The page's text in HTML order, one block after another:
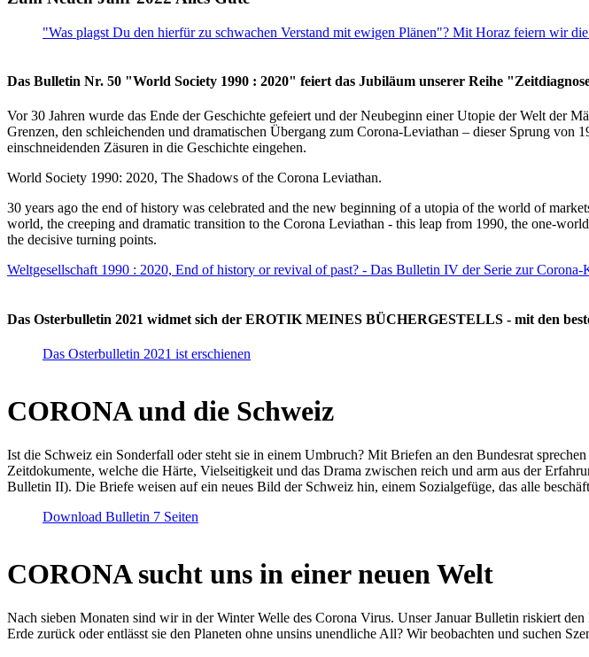
"Was plagst Du den hierfür zu schwachen Verstand mit ewigen Plänen"? Mit Horaz feiern wir
Das Bulletin Nr. 50 "World Society 1990 : 2020" feiert das Jubiläum unserer Reihe
Vor 30 Jahren wurde das Ende der Geschichte gefeiert und der Neubeginn einer Utopie der Welt der
Grenzen, den schleichenden und dramatischen Übergang zum Corona-Leviathan – dieser Sprung
einschneidenden Zäsuren in die Geschichte eingehen.
World Society 1990: 2020, The Shadows of the Corona Leviathan.
30 years ago the end of history was celebrated and the new beginning of a utopia of the world of
world, the creeping and dramatic transition to the Corona Leviathan - this leap from 1990, the one-
the decisive turning points.
Weltgesellschaft 1990 : 2020, End of history or revival of past? - Das Bulletin IV der Serie zur Corona-
Das Osterbulletin 2021 widmet sich der EROTIK MEINES BÜCHERGESTELLS - mit den
Das Osterbulletin 2021 ist erschienen
CORONA und die Schweiz
Ist die Schweiz ein Sonderfall oder steht sie in einem Umbruch? Mit Briefen an den Bundesrat
Zeitdokumente, welche die Härte, Vielseitigkeit und das Drama zwischen reich und arm aus der
Bulletin II). Die Briefe weisen auf ein neues Bild der Schweiz hin, einem Sozialgefüge, das alle
Download Bulletin 7 Seiten
CORONA sucht uns in einer neuen Welt
Nach sieben Monaten sind wir in der Winter Welle des Corona Virus. Unser Januar Bulletin riskiert
Erde zurück oder entlässt sie den Planeten ohne unsins unendliche All? Wir beobachten und suchen